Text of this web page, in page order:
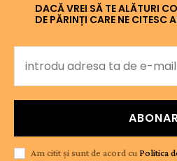
DACĂ VREI SĂ TE ALĂTURI
DE PĂRINȚI CARE NE CITESC
Am citit și sunt de acord cu Politica